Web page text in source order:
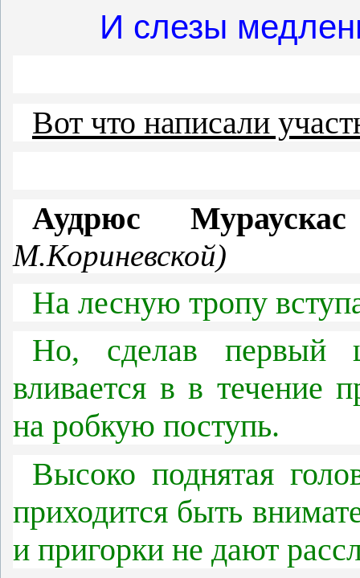
И слезы
Вот что написали
Аудрюс
М.Кориневской)
На лесную тропу
Но, сделав первый
вливается в в течение
на робкую поступь.
Высоко поднятая
приходится быть
и пригорки не дают